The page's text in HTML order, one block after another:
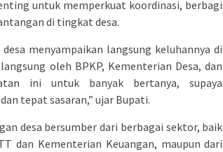
untuk memperkuat koordinasi, berbagi
di tingkat desa.
menyampaikan langsung keluhannya di
oleh BPKP, Kementerian Desa, dan
ini untuk banyak bertanya, supaya
tepat sasaran,” ujar Bupati.
desa bersumber dari berbagai sektor, baik
dan Kementerian Keuangan, maupun dari